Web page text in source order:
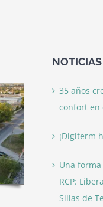
35 años
confort en
¡Digiterm
Una
RCP:
Sillas de